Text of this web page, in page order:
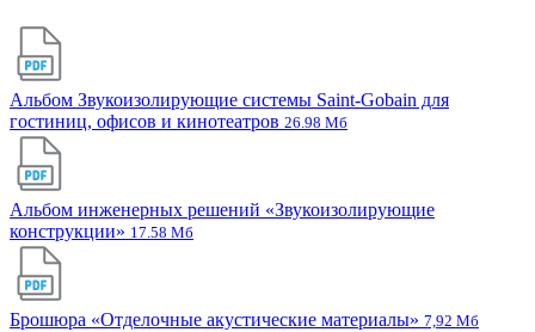
Альбом Звукоизолирующие системы Saint-Gobain для
гостиниц, офисов и кинотеатров 26.98 Мб
Альбом инженерных решений «Звукоизолирующие
конструкции» 17.58 Мб
Брошюра «Отделочные акустические материалы» 7,92 Мб